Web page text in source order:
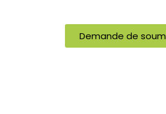
Demande de